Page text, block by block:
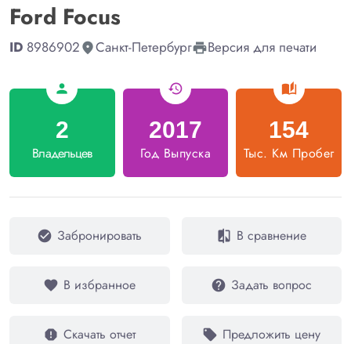
Ford Focus
ID 8986902 fmd_goodСанкт-ПетербургprintВерсия для печати
person
2
Владельцев
history
2017
Год Выпуска
auto_stories
154
Тыс. Км Пробег
check_circle Забронировать compare В сравнение
favorite В избранное help Задать вопрос
report Скачать отчет local_offer Предложить цену